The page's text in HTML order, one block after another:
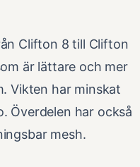
Clifton 8 till Clifton
är lättare och mer
Vikten har minskat
Överdelen har också
mesh.